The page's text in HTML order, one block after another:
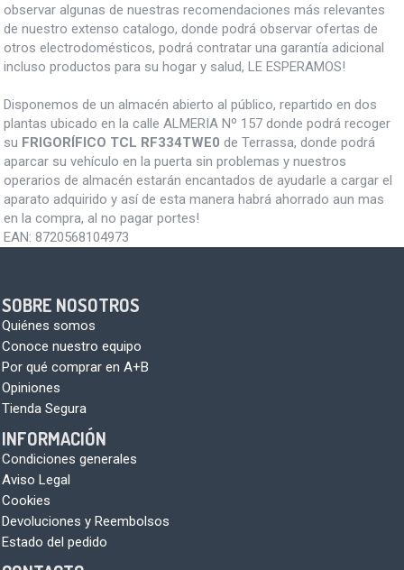
observar algunas de nuestras recomendaciones más relevantes
de nuestro extenso catalogo, donde podrá observar ofertas de
otros electrodomésticos, podrá contratar una garantía adicional
incluso productos para su hogar y salud, LE ESPERAMOS!
Disponemos de un almacén abierto al público, repartido en dos
plantas ubicado en la calle ALMERIA Nº 157 donde podrá recoger
su FRIGORÍFICO TCL RF334TWE0 de Terrassa, donde podrá
aparcar su vehículo en la puerta sin problemas y nuestros
operarios de almacén estarán encantados de ayudarle a cargar el
aparato adquirido y así de esta manera habrá ahorrado aun mas
en la compra, al no pagar portes!
EAN: 8720568104973
SOBRE NOSOTROS
Quiénes somos
Conoce nuestro equipo
Por qué comprar en A+B
Opiniones
Tienda Segura
INFORMACIÓN
Condiciones generales
Aviso Legal
Cookies
Devoluciones y Reembolsos
Estado del pedido